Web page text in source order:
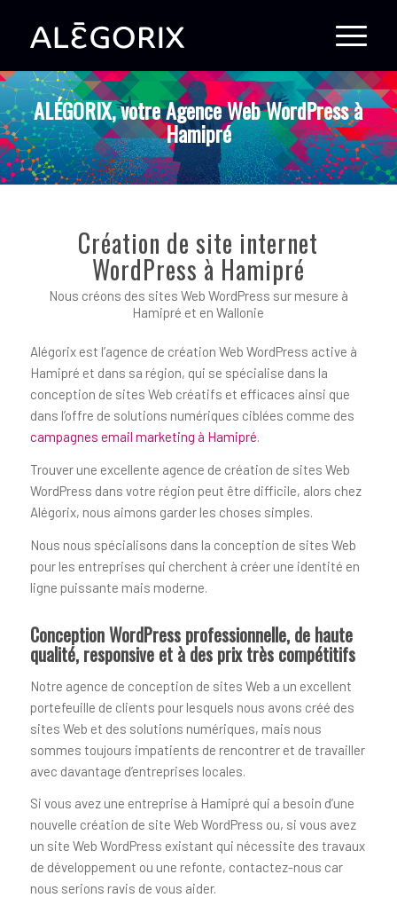
ALÉGORIX, votre Agence Web WordPress à
Hamipré
Création de site internet
WordPress à Hamipré
Nous créons des sites Web WordPress sur mesure à
Hamipré et en Wallonie
Alégorix est l’agence de création Web WordPress active à
Hamipré et dans sa région, qui se spécialise dans la
conception de sites Web créatifs et efficaces ainsi que
dans l’offre de solutions numériques ciblées comme des
campagnes email marketing à Hamipré.
Trouver une excellente agence de création de sites Web
WordPress dans votre région peut être difficile, alors chez
Alégorix, nous aimons garder les choses simples.
Nous nous spécialisons dans la conception de sites Web
pour les entreprises qui cherchent à créer une identité en
ligne puissante mais moderne.
Conception WordPress professionnelle, de haute
qualité, responsive et à des prix très compétitifs
Notre agence de conception de sites Web a un excellent
portefeuille de clients pour lesquels nous avons créé des
sites Web et des solutions numériques, mais nous
sommes toujours impatients de rencontrer et de travailler
avec davantage d’entreprises locales.
Si vous avez une entreprise à Hamipré qui a besoin d’une
nouvelle création de site Web WordPress ou, si vous avez
un site Web WordPress existant qui nécessite des travaux
de développement ou une refonte, contactez-nous car
nous serions ravis de vous aider.